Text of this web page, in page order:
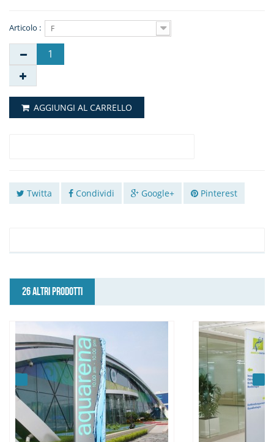
Articolo : F
AGGIUNGI AL CARRELLO
Twitta Condividi Google+ Pinterest
26 ALTRI PRODOTTI